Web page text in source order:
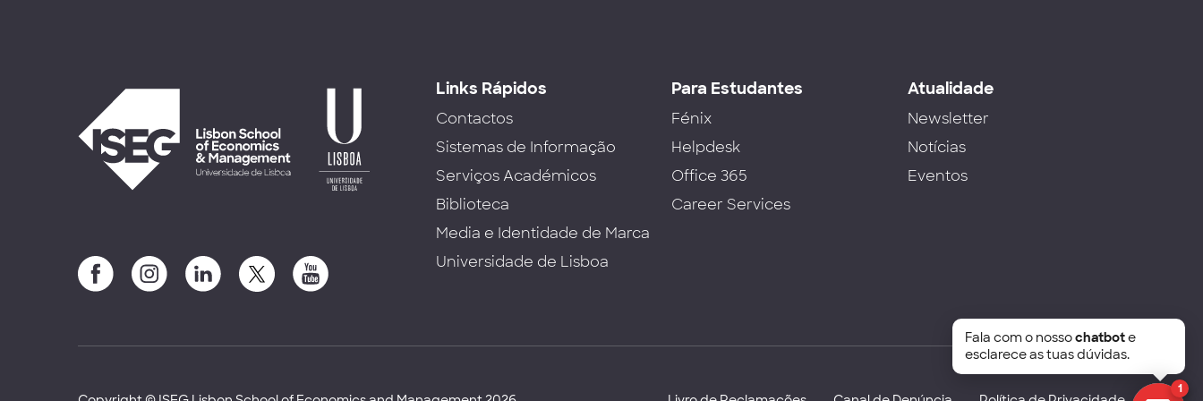
Links Rápidos
Contactos
Sistemas de Informação
Serviços Académicos
Biblioteca
Media e Identidade de Marca
Universidade de Lisboa
Para Estudantes
Fénix
Helpdesk
Office 365
Career Services
Atualidade
Newsletter
Notícias
Eventos
1
Fala com o nossochatbote
esclarece as tuas dúvidas.